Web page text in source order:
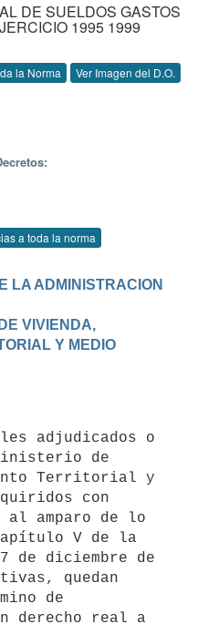
DE SUELDOS GASTOS
1995 1999
la Norma Ver Imagen del D.O.
a toda la norma
LA ADMINISTRACION
VIVIENDA,
Y MEDIO
de
Territorial y
con
al amparo de lo
V de la
de diciembre de
quedan
de
derecho real a